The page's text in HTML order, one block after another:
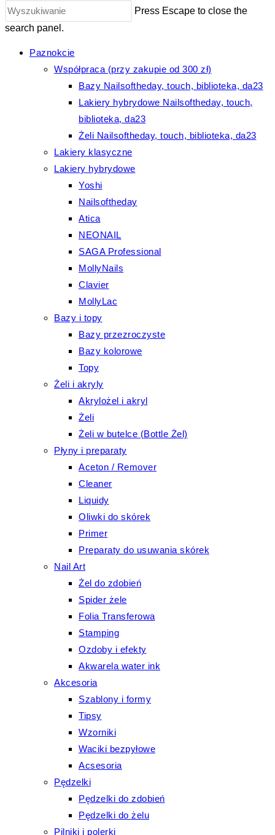
Press Escape to close the
search panel.
Paznokcie
Współpraca (przy zakupie od 300 zł)
Bazy Nailsoftheday, touch, biblioteka, da23
Lakiery hybrydowe Nailsoftheday, touch,
biblioteka, da23
Żeli Nailsoftheday, touch, biblioteka, da23
Lakiery klasyczne
Lakiery hybrydowe
Yoshi
Nailsoftheday
Atica
NEONAIL
SAGA Professional
MollyNails
Clavier
MollyLac
Bazy i topy
Bazy przezroczyste
Bazy kolorowe
Topy
Żeli i akryly
Akrylożel i akryl
Żeli
Żeli w butelce (Bottle Żel)
Płyny i preparaty
Aceton / Remover
Cleaner
Liquidy
Oliwki do skórek
Primer
Preparaty do usuwania skórek
Nail Art
Żel do zdobień
Spider żele
Folia Transferowa
Stamping
Ozdoby i efekty
Akwarela water ink
Akcesoria
Szablony i formy
Tipsy
Wzorniki
Waciki bezpyłowe
Acsesoria
Pędzelki
Pędzelki do zdobień
Pędzelki do żelu
Pilniki i polerki